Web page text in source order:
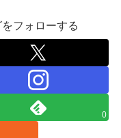
フォローする
0